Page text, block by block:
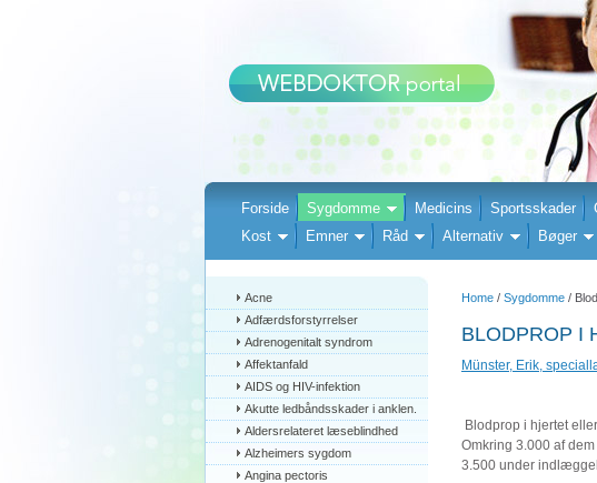
Forside Sygdomme Medicins Sportsskader
Kost
Emner Råd Alternativ Bøger
Acne
Adfærdsforstyrrelser
Adrenogenitalt syndrom
Affektanfald
AIDS og HIV-infektion
Akutte ledbåndsskader i anklen.
Aldersrelateret læseblindhed
Alzheimers sygdom
Angina pectoris
Home / Sygdomme /
BLODPROP I
Münster, Erik,
Blodprop i hjertet
Omkring 3.000 af
3.500 under